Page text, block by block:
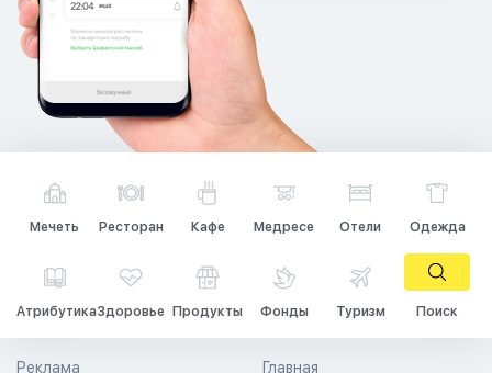
Мечеть Ресторан Кафе Медресе Отели Одежда
АтрибутикаЗдоровье Продукты Фонды Туризм Поиск
Главная
Реклама